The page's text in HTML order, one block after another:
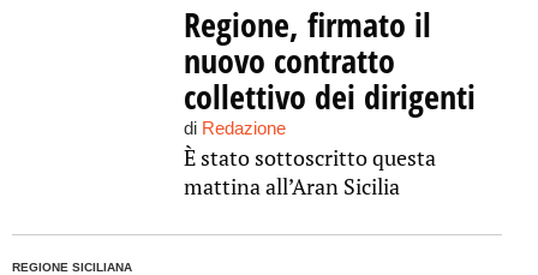
Regione, firmato il
nuovo contratto
collettivo dei dirigenti
di Redazione
È stato sottoscritto questa
mattina all’Aran Sicilia
REGIONE SICILIANA